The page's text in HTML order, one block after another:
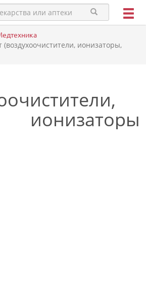
(воздухоочистители, ионизаторы,